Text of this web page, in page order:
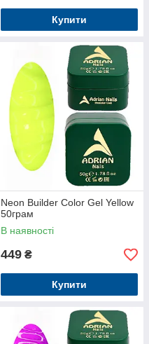
Купити
Neon Builder Color Gel Yellow
50грам
В наявності
449 ₴
Купити